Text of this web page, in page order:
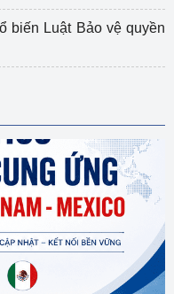
biến Luật Bảo vệ quyền